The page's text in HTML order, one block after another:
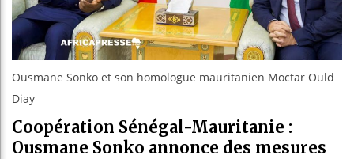
Ousmane Sonko et son homologue mauritanien Moctar Ould
Diay
Coopération Sénégal-Mauritanie :
Ousmane Sonko annonce des mesures